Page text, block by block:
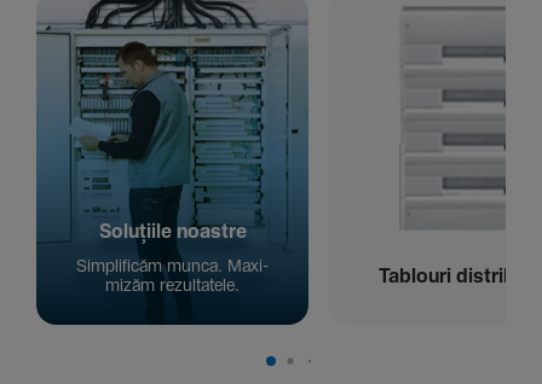
Solu­țiile noastre
Simpli­ficăm munca. Maxi­
mizăm rezul­ta­tele.
Tablouri